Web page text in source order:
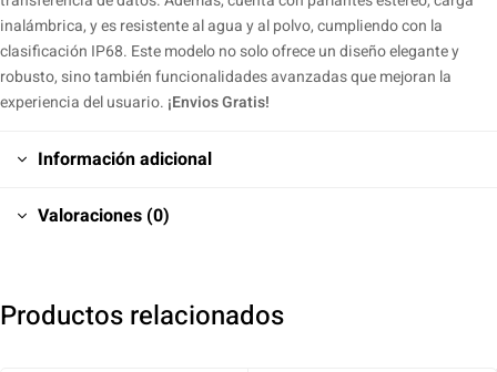
inalámbrica, y es resistente al agua y al polvo, cumpliendo con la
clasificación IP68. Este modelo no solo ofrece un diseño elegante y
robusto, sino también funcionalidades avanzadas que mejoran la
experiencia del usuario. ¡Envios Gratis!
Información adicional
Valoraciones (0)
Productos relacionados